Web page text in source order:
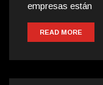
empresas están
READ MORE